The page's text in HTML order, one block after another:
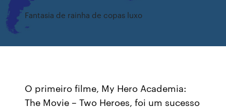
Fantasia de rainha de copas luxo
O primeiro filme, My Hero Academia:
The Movie – Two Heroes, foi um sucesso